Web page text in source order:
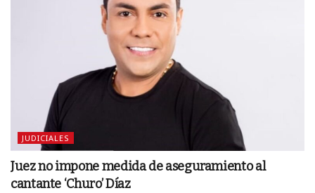
JUDICIALES
Juez no impone medida de aseguramiento al
cantante ‘Churo’ Díaz